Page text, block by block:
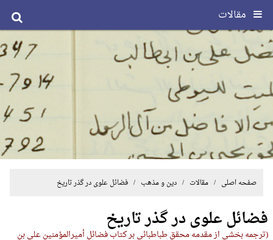
مقالات
صفحه اصلی /مقالات /دین و مذهب / فضائل علوی در گذر تاریخ
فضائل علوی در گذر تاریخ
(ترجمه بخشی از مقدمه محقق طباطبائی بر کتاب فضائل أمیرالمؤمنین علي بن